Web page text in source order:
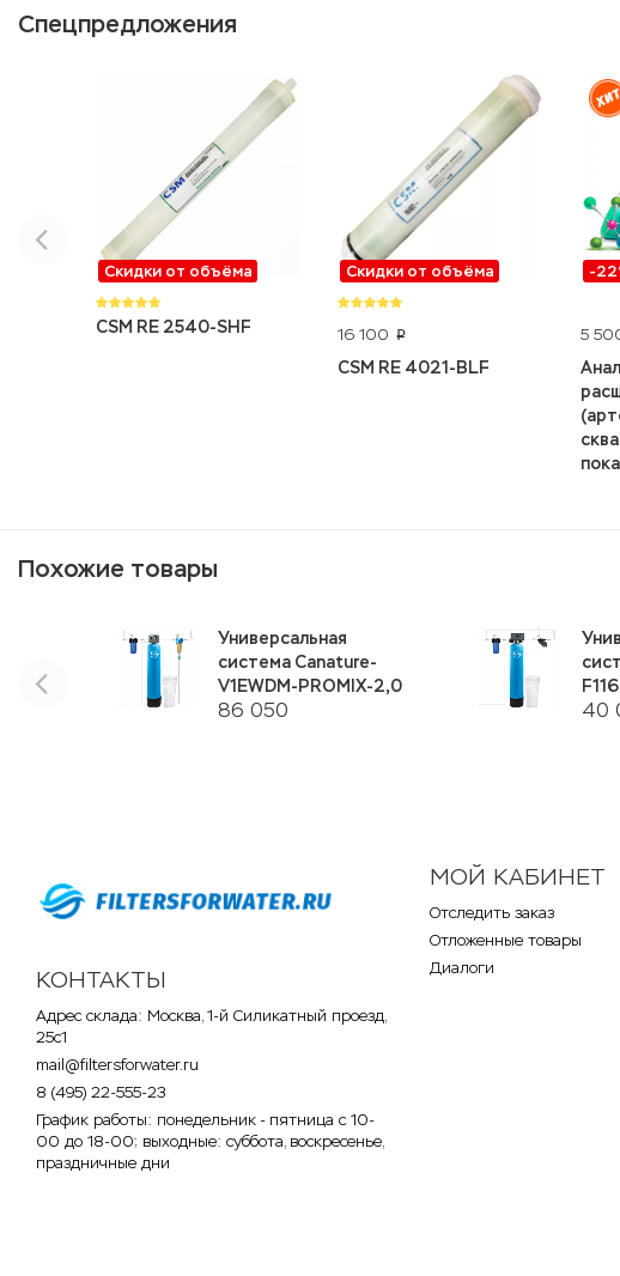
Спецпредложения
Скидки от объёма
CSM RE 2540-SHF
Скидки от объёма
16 100 p
CSM RE 4021-BLF
-
5
Похожие товары
86 050
Универсальная
система Canature-
V1EWDM-PROMIX-2,0
40
КОНТАКТЫ
Адрес склада: Москва, 1-й Силикатный проезд,
25с1
mail@filtersforwater.ru
8 (495) 22-555-23
График работы: понедельник - пятница с 10-
00 до 18-00; выходные: суббота, воскресенье,
праздничные дни
МОЙ КАБИНЕТ
Отследить заказ
Отложенные товары
Диалоги